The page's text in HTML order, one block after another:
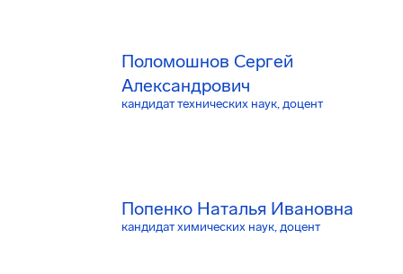
Поломошнов Сергей
Александрович
кандидат технических наук, доцент
Попенко Наталья Ивановна
кандидат химических наук, доцент